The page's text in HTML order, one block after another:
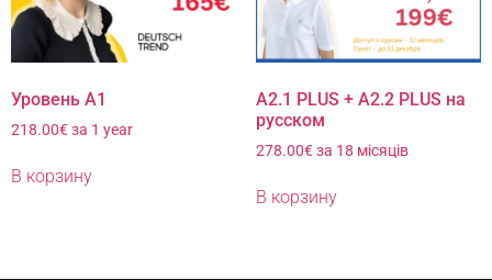
Уровень А1
218.00€за 1 year
В корзину
A2.1 PLUS + A2.2 PLUS на
русском
278.00€ за 18 місяців
В корзину